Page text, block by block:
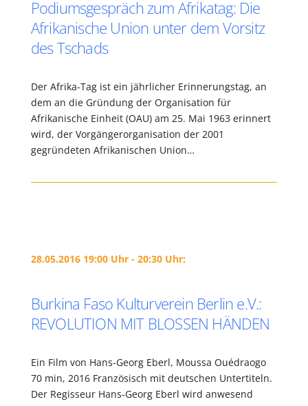
Podiumsgespräch zum Afrikatag: Die
Afrikanische Union unter dem Vorsitz
des Tschads
Der Afrika-Tag ist ein jährlicher Erinnerungstag, an
dem an die Gründung der Organisation für
Afrikanische Einheit (OAU) am 25. Mai 1963 erinnert
wird, der Vorgängerorganisation der 2001
gegründeten Afrikanischen Union…
28.05.2016 19:00 Uhr - 20:30 Uhr:
Burkina Faso Kulturverein Berlin e.V.:
REVOLUTION MIT BLOSSEN HÄNDEN
Ein Film von Hans-Georg Eberl, Moussa Ouédraogo
70 min, 2016 Französisch mit deutschen Untertiteln.
Der Regisseur Hans-Georg Eberl wird anwesend